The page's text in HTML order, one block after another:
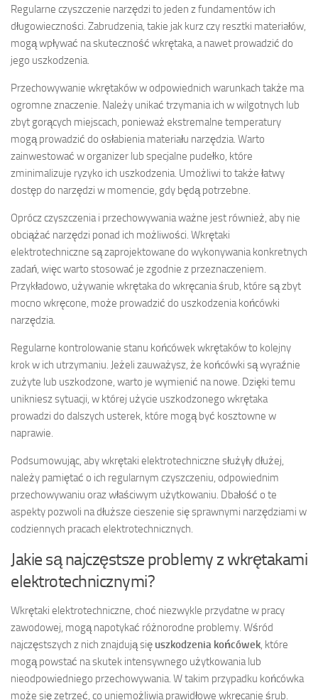
Regularne czyszczenie narzędzi to jeden z fundamentów ich
długowieczności. Zabrudzenia, takie jak kurz czy resztki materiałów,
mogą wpływać na skuteczność wkrętaka, a nawet prowadzić do
jego uszkodzenia.
Przechowywanie wkrętaków w odpowiednich warunkach także ma
ogromne znaczenie. Należy unikać trzymania ich w wilgotnych lub
zbyt gorących miejscach, ponieważ ekstremalne temperatury
mogą prowadzić do osłabienia materiału narzędzia. Warto
zainwestować w organizer lub specjalne pudełko, które
zminimalizuje ryzyko ich uszkodzenia. Umożliwi to także łatwy
dostęp do narzędzi w momencie, gdy będą potrzebne.
Oprócz czyszczenia i przechowywania ważne jest również, aby nie
obciążać narzędzi ponad ich możliwości. Wkrętaki
elektrotechniczne są zaprojektowane do wykonywania konkretnych
zadań, więc warto stosować je zgodnie z przeznaczeniem.
Przykładowo, używanie wkrętaka do wkręcania śrub, które są zbyt
mocno wkręcone, może prowadzić do uszkodzenia końcówki
narzędzia.
Regularne kontrolowanie stanu końcówek wkrętaków to kolejny
krok w ich utrzymaniu. Jeżeli zauważysz, że końcówki są wyraźnie
zużyte lub uszkodzone, warto je wymienić na nowe. Dzięki temu
unikniesz sytuacji, w której użycie uszkodzonego wkrętaka
prowadzi do dalszych usterek, które mogą być kosztowne w
naprawie.
Podsumowując, aby wkrętaki elektrotechniczne służyły dłużej,
należy pamiętać o ich regularnym czyszczeniu, odpowiednim
przechowywaniu oraz właściwym użytkowaniu. Dbałość o te
aspekty pozwoli na dłuższe cieszenie się sprawnymi narzędziami w
codziennych pracach elektrotechnicznych.
Jakie są najczęstsze problemy z wkrętakami
elektrotechnicznymi?
Wkrętaki elektrotechniczne, choć niezwykle przydatne w pracy
zawodowej, mogą napotykać różnorodne problemy. Wśród
najczęstszych z nich znajdują się uszkodzenia końcówek, które
mogą powstać na skutek intensywnego użytkowania lub
nieodpowiedniego przechowywania. W takim przypadku końcówka
może się zetrzeć, co uniemożliwia prawidłowe wkręcanie śrub.